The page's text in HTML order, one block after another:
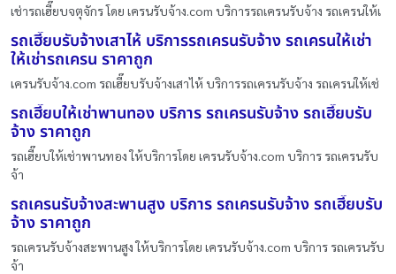
เช่ารถเฮี๊ยบจตุจักร โดย เครนรับจ้าง.com บริการรถเครนรับจ้าง รถเครนให้เ
รถเฮี๊ยบรับจ้างเสาไห้ บริการรถเครนรับจ้าง รถเครนให้เช่า
ให้เช่ารถเครน ราคาถูก
เครนรับจ้าง.com รถเฮี๊ยบรับจ้างเสาไห้ บริการรถเครนรับจ้าง รถเครนให้เช่
รถเฮี๊ยบให้เช่าพานทอง บริการ รถเครนรับจ้าง รถเฮี๊ยบรับ
จ้าง ราคาถูก
รถเฮี๊ยบให้เช่าพานทอง ให้บริการโดย เครนรับจ้าง.com บริการ รถเครนรับ
จ้า
รถเครนรับจ้างสะพานสูง บริการ รถเครนรับจ้าง รถเฮี๊ยบรับ
จ้าง ราคาถูก
รถเครนรับจ้างสะพานสูง ให้บริการโดย เครนรับจ้าง.com บริการ รถเครนรับ
จ้า